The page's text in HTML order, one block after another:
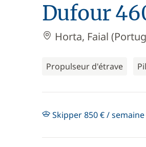
Dufour
Horta, Faial
Propulseur d'étrave
Skipper 850 € / semaine